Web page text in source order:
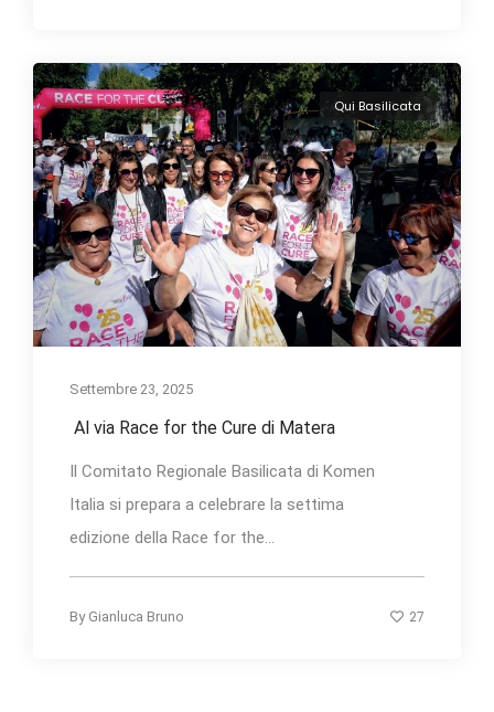
Qui Basilicata
Settembre 23, 2025
Al via Race for the Cure di Matera
Il Comitato Regionale Basilicata di Komen
Italia si prepara a celebrare la settima
edizione della Race for the...
By Gianluca Bruno 27